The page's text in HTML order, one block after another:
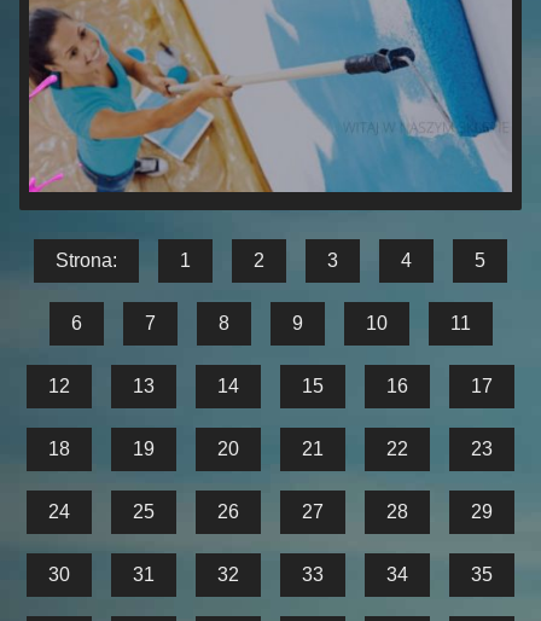
Strona: 1 2 3 4 5
6 7 8 9 10 11
12 13 14 15 16 17
18 19 20 21 22 23
24 25 26 27 28 29
30 31 32 33 34 35